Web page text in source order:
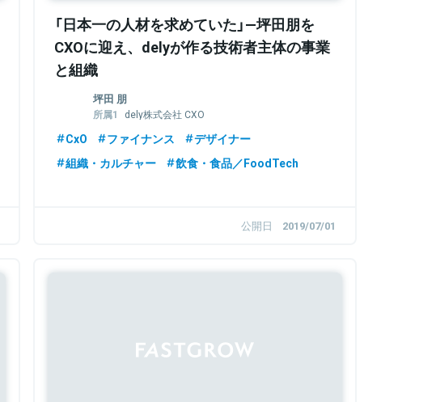
「日本一の人材を求めていた」—坪田朋を
CXOに迎え、delyが作る技術者主体の事業
と組織
坪田 朋
dely株式会社 CXO
Studio Opt デザインフェロー
Onedot株式会社 CCO
CxO ファイナンス
デザイナー
組織・カルチャー
飲食・食品／FoodTech
公開日 2019/07/01